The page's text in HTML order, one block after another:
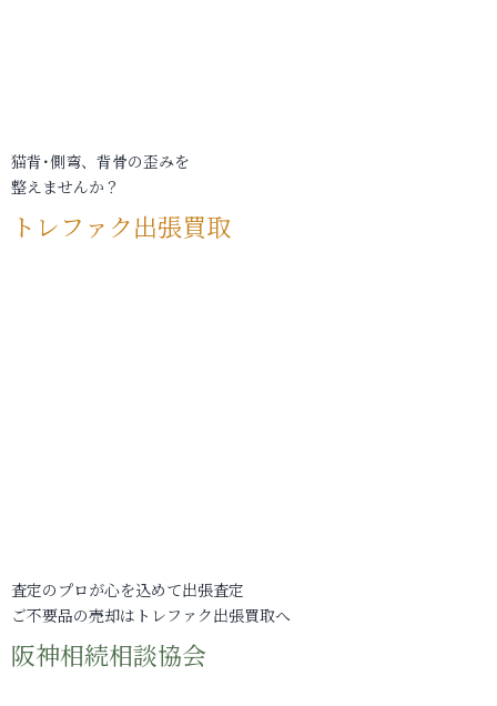
猫背･側弯、背骨の歪みを
整えませんか？
トレファク出張買取
査定のプロが心を込めて出張査定
ご不要品の売却はトレファク出張買取へ
阪神相続相談協会